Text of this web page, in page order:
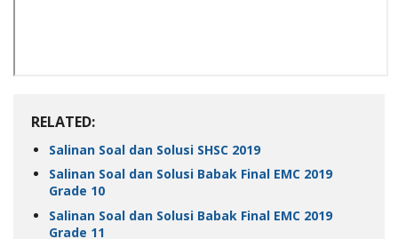
RELATED:
Salinan Soal dan Solusi SHSC 2019
Salinan Soal dan Solusi Babak Final EMC 2019
Grade 10
Salinan Soal dan Solusi Babak Final EMC 2019
Grade 11